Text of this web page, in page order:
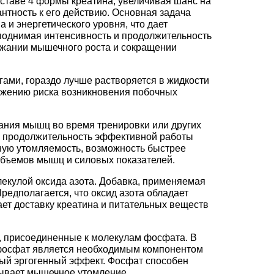
к его действию. Основная задача
энергетического уровня, что дает
интенсивность и продолжительность
мышечного роста и сокращении
гораздо лучше растворяется в жидкости
риска возникновения побочных
мышц во время тренировки или других
эффективной работы
утомляемость, возможность быстрее
мышц и силовых показателей.
оксида азота. Добавка, применяемая
что оксид азота обладает
доставку креатина и питательных веществ
присоединенные к молекулам фосфата. В
является необходимым компонентом
эргогенный эффект. Фосфат способен